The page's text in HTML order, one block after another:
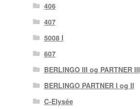
406
407
5008 I
607
BERLINGO III og PARTNER III
BERLINGO PARTNER I og II
C-Elysée